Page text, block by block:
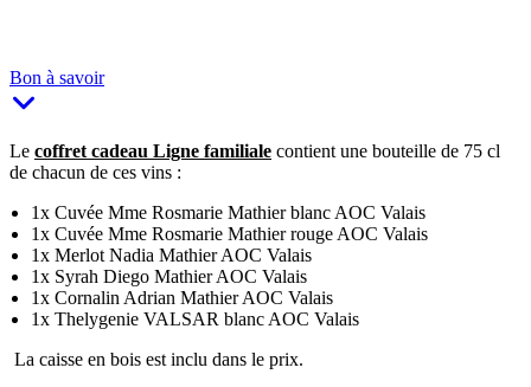
Bon à savoir
Le coffret cadeau Ligne familiale contient une bouteille de 75 cl
de chacun de ces vins :
1x Cuvée Mme Rosmarie Mathier blanc AOC Valais
1x Cuvée Mme Rosmarie Mathier rouge AOC Valais
1x Merlot Nadia Mathier AOC Valais
1x Syrah Diego Mathier AOC Valais
1x Cornalin Adrian Mathier AOC Valais
1x Thelygenie VALSAR blanc AOC Valais
La caisse en bois est inclu dans le prix.